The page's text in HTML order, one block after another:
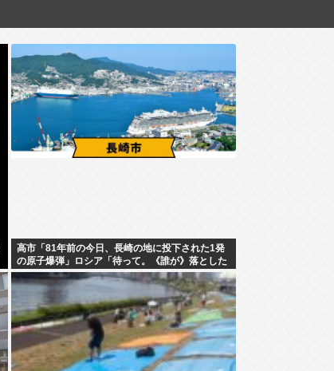
高市「81年前の今日、長崎の地に投下された1発
の原子爆弾」ロシア「待って。《誰が》落とした
の？ねぇ、なんでそこ伏せるの？」